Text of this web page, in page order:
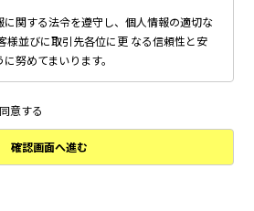
関する法令を遵守し、個人情報の適切な
様並びに取引先各位に更 なる信頼性と安
努めてまいります。
正の手段によらず適正に個人情報を取得
人情報を利用する場合、あらかじめご本
意する
確認画面へ進む